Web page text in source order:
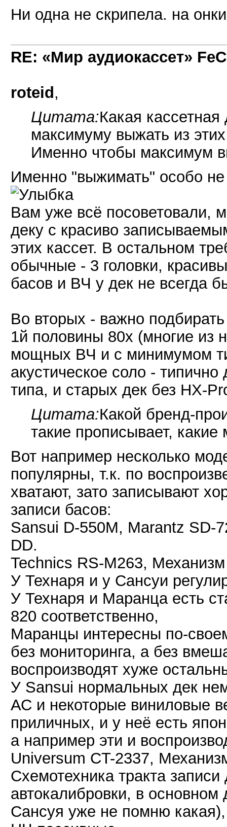
Ни одна не скрипела. на
RE: «Мир аудиокассет»
roteid ,
Цитата:Какая
максимуму выжать из
Именно чтобы максимум
Именно "выжимать" особо
Вам уже всё посоветовали,
деку с красиво
этих кассет. В остальном
обычные - 3 головки,
басов и ВЧ у дек не всегда
Во вторых - важно
1й половины 80х (многие из
мощных ВЧ и с минимумом
акустическое соло -
типа, и старых дек без HX-
Цитата:Какой бренд-
такие прописывает, какие
Вот например несколько
популярны, т.к. по
хватают, зато записывают
записи басов:
Sansui D-550M, Marantz SD-
DD.
Technics RS-M263,
У Технаря и у Сансуи
У Технаря и Маранца есть
820 соответственно,
Маранцы интересны по-
без мониторинга, а без
воспроизводят хуже
У Sansui нормальных дек
АС и некоторые виниловые
приличных, и у неё есть
а например эти и
Universum CT-2337,
Схемотехника тракта
автокалибровки, в основном
Сансуя уже не помню